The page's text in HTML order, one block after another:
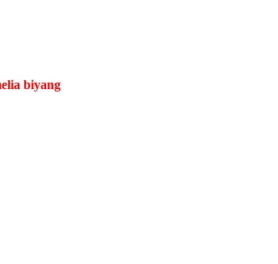
biyang